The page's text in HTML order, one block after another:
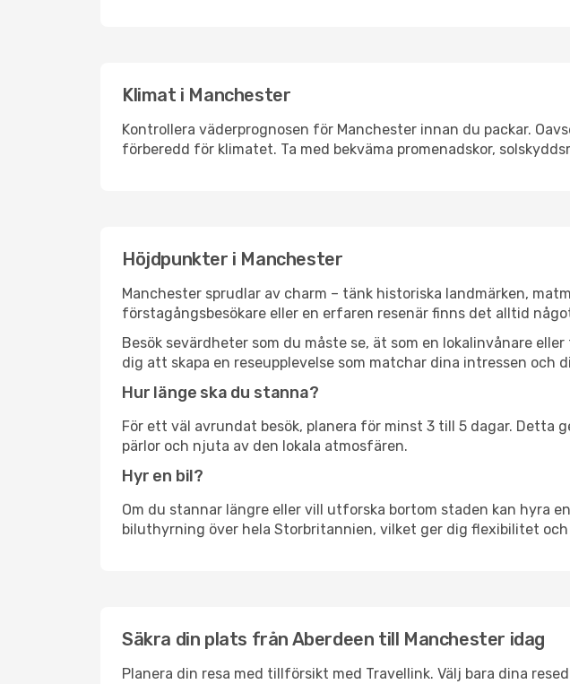
Klimat i Manchester
Kontrollera väderprognosen för Manchester innan du packar.
förberedd för klimatet. Ta med bekväma promenadskor,
Höjdpunkter i Manchester
Manchester sprudlar av charm – tänk historiska landmärken,
förstagångsbesökare eller en erfaren resenär finns det alltid
Besök sevärdheter som du måste se, ät som en lokalinvånare
dig att skapa en reseupplevelse som matchar dina intressen och
Hur länge ska du stanna?
För ett väl avrundat besök, planera för minst 3 till 5 dagar.
pärlor och njuta av den lokala atmosfären.
Hyr en bil?
Om du stannar längre eller vill utforska bortom staden kan hyra
biluthyrning över hela Storbritannien, vilket ger dig flexibilitet
Säkra din plats från Aberdeen till Manchester idag
Planera din resa med tillförsikt med Travellink. Välj bara dina